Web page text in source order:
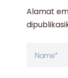
Alamat